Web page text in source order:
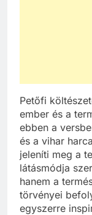
Petőfi
ember és a
ebben a
és a vihar
jeleníti meg a
látásmódja
hanem a
törvényei
egyszerre